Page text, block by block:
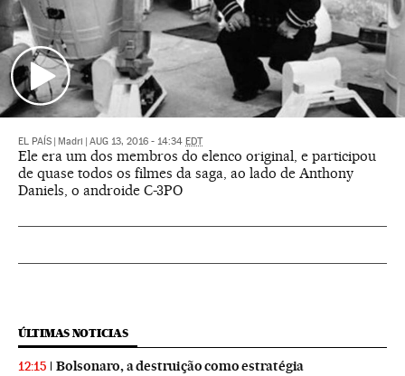
EL PAÍS Madri AUG 13, 2016 - 14:34 EDT
Ele era um dos membros do elenco original, e participou
de quase todos os filmes da saga, ao lado de Anthony
Daniels, o androide C-3PO
ÚLTIMAS NOTICIAS
12:15 Bolsonaro, a destruição como estratégia